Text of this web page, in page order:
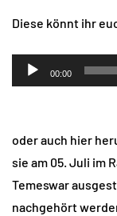
Diese könnt ihr
Audio-
Player
00:00
oder auch hier
sie am 05. Juli im
Temeswar
nachgehört